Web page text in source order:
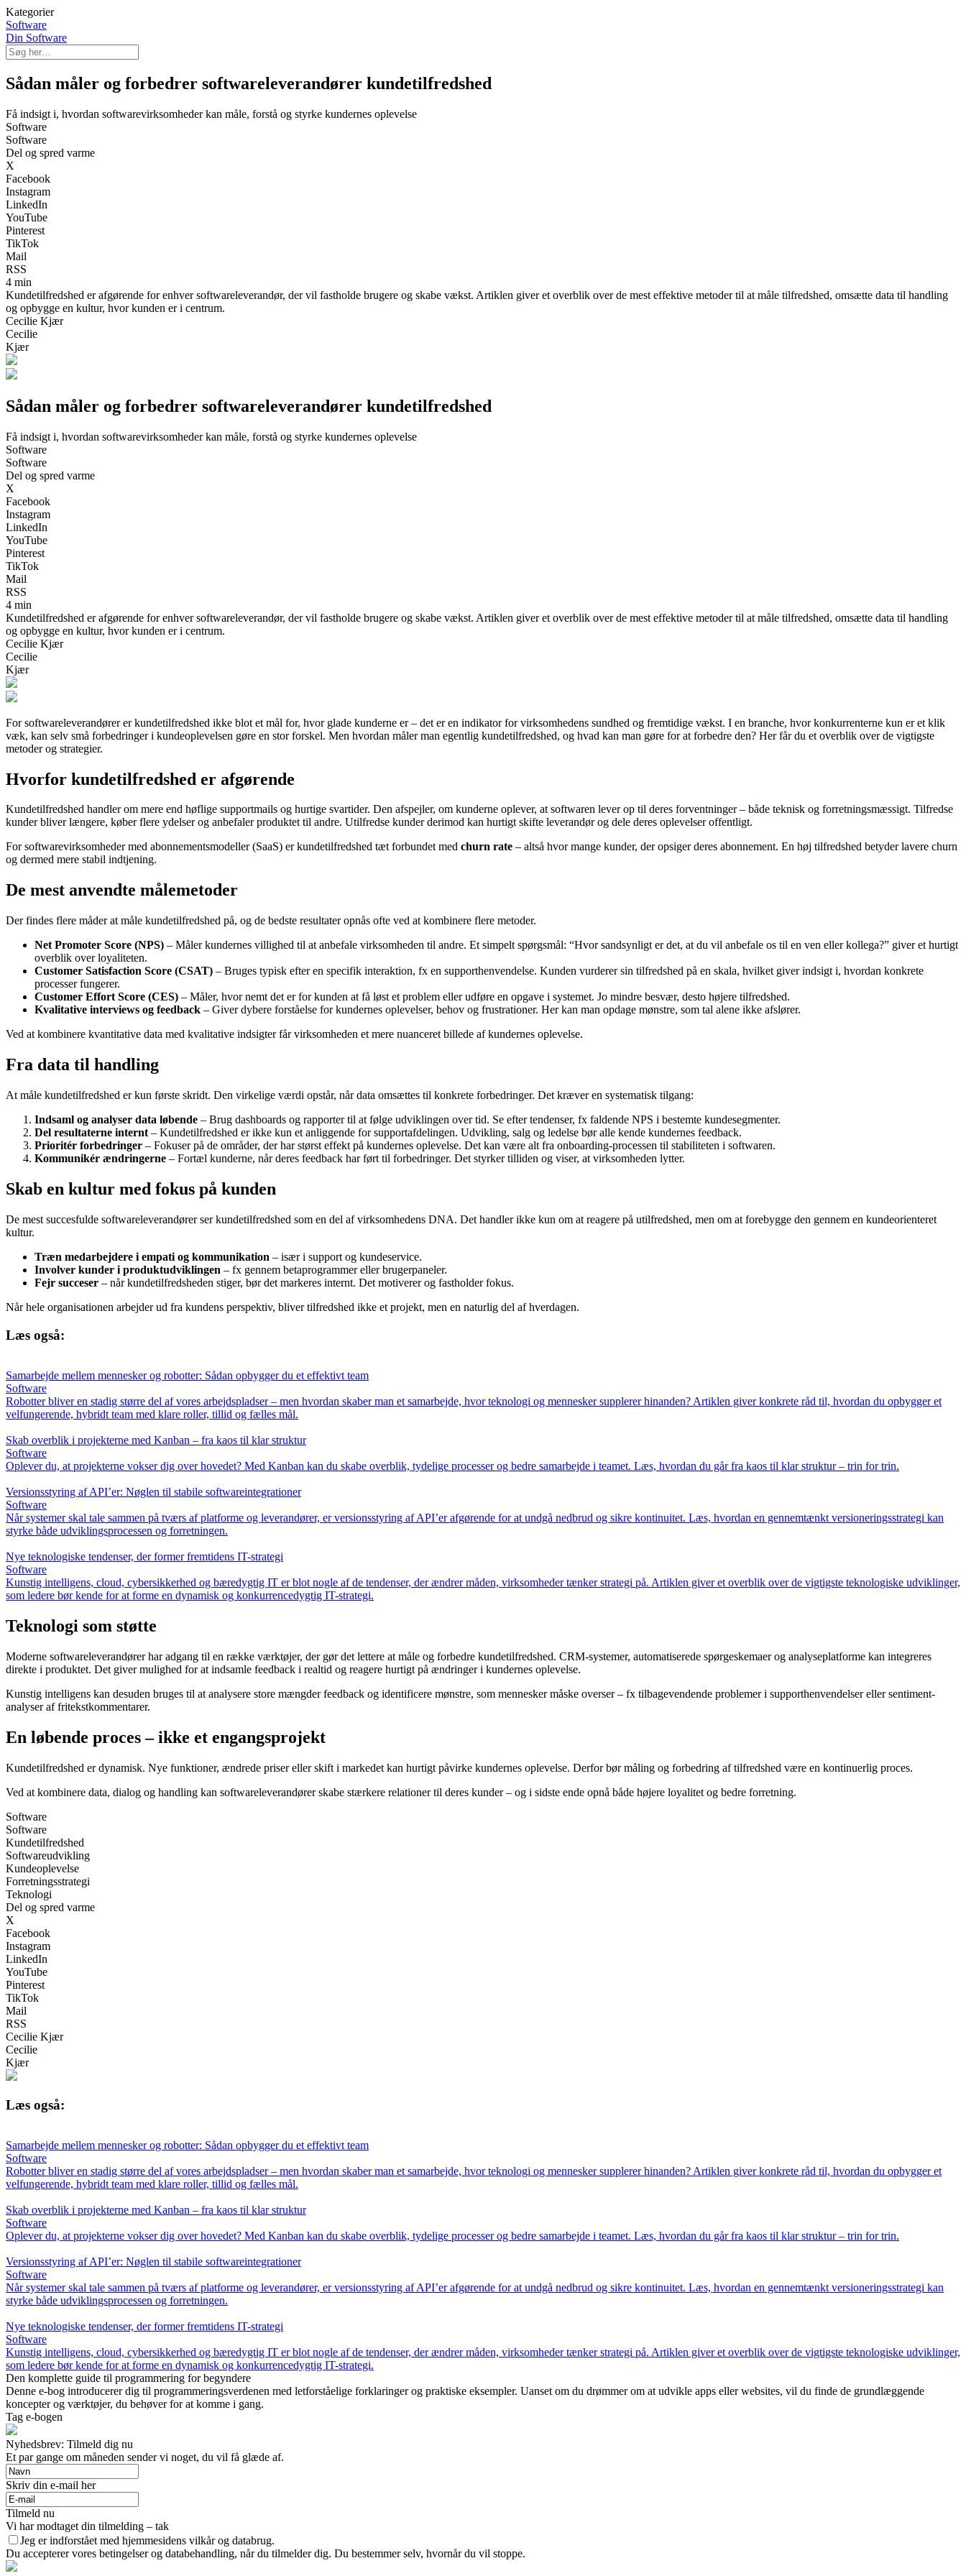
Kategorier
Software
Din Software
Sådan måler og forbedrer softwareleverandører kundetilfredshed
Få indsigt i, hvordan softwarevirksomheder kan måle, forstå og styrke kundernes oplevelse
Software
Software
Del og spred varme
X
Facebook
Instagram
LinkedIn
YouTube
Pinterest
TikTok
Mail
RSS
4 min
Kundetilfredshed er afgørende for enhver softwareleverandør, der vil fastholde brugere og skabe vækst. Artiklen giver et overblik over de mest effektive metoder til at måle tilfredshed, omsætte data til handling
og opbygge en kultur, hvor kunden er i centrum.
Cecilie Kjær
Cecilie
Kjær
Sådan måler og forbedrer softwareleverandører kundetilfredshed
Få indsigt i, hvordan softwarevirksomheder kan måle, forstå og styrke kundernes oplevelse
Software
Software
Del og spred varme
X
Facebook
Instagram
LinkedIn
YouTube
Pinterest
TikTok
Mail
RSS
4 min
Kundetilfredshed er afgørende for enhver softwareleverandør, der vil fastholde brugere og skabe vækst. Artiklen giver et overblik over de mest effektive metoder til at måle tilfredshed, omsætte data til handling
og opbygge en kultur, hvor kunden er i centrum.
Cecilie Kjær
Cecilie
Kjær
For softwareleverandører er kundetilfredshed ikke blot et mål for, hvor glade kunderne er – det er en indikator for virksomhedens sundhed og fremtidige vækst. I en branche, hvor konkurrenterne kun er et klik
væk, kan selv små forbedringer i kundeoplevelsen gøre en stor forskel. Men hvordan måler man egentlig kundetilfredshed, og hvad kan man gøre for at forbedre den? Her får du et overblik over de vigtigste
metoder og strategier.
Hvorfor kundetilfredshed er afgørende
Kundetilfredshed handler om mere end høflige supportmails og hurtige svartider. Den afspejler, om kunderne oplever, at softwaren lever op til deres forventninger – både teknisk og forretningsmæssigt. Tilfredse
kunder bliver længere, køber flere ydelser og anbefaler produktet til andre. Utilfredse kunder derimod kan hurtigt skifte leverandør og dele deres oplevelser offentligt.
For softwarevirksomheder med abonnementsmodeller (SaaS) er kundetilfredshed tæt forbundet med churn rate – altså hvor mange kunder, der opsiger deres abonnement. En høj tilfredshed betyder lavere churn
og dermed mere stabil indtjening.
De mest anvendte målemetoder
Der findes flere måder at måle kundetilfredshed på, og de bedste resultater opnås ofte ved at kombinere flere metoder.
Net Promoter Score (NPS) – Måler kundernes villighed til at anbefale virksomheden til andre. Et simpelt spørgsmål: “Hvor sandsynligt er det, at du vil anbefale os til en ven eller kollega?” giver et hurtigt
overblik over loyaliteten.
Customer Satisfaction Score (CSAT) – Bruges typisk efter en specifik interaktion, fx en supporthenvendelse. Kunden vurderer sin tilfredshed på en skala, hvilket giver indsigt i, hvordan konkrete
processer fungerer.
Customer Effort Score (CES) – Måler, hvor nemt det er for kunden at få løst et problem eller udføre en opgave i systemet. Jo mindre besvær, desto højere tilfredshed.
Kvalitative interviews og feedback – Giver dybere forståelse for kundernes oplevelser, behov og frustrationer. Her kan man opdage mønstre, som tal alene ikke afslører.
Ved at kombinere kvantitative data med kvalitative indsigter får virksomheden et mere nuanceret billede af kundernes oplevelse.
Fra data til handling
At måle kundetilfredshed er kun første skridt. Den virkelige værdi opstår, når data omsættes til konkrete forbedringer. Det kræver en systematisk tilgang:
Indsaml og analyser data løbende – Brug dashboards og rapporter til at følge udviklingen over tid. Se efter tendenser, fx faldende NPS i bestemte kundesegmenter.
Del resultaterne internt – Kundetilfredshed er ikke kun et anliggende for supportafdelingen. Udvikling, salg og ledelse bør alle kende kundernes feedback.
Prioritér forbedringer – Fokuser på de områder, der har størst effekt på kundernes oplevelse. Det kan være alt fra onboarding-processen til stabiliteten i softwaren.
Kommunikér ændringerne – Fortæl kunderne, når deres feedback har ført til forbedringer. Det styrker tilliden og viser, at virksomheden lytter.
Skab en kultur med fokus på kunden
De mest succesfulde softwareleverandører ser kundetilfredshed som en del af virksomhedens DNA. Det handler ikke kun om at reagere på utilfredshed, men om at forebygge den gennem en kundeorienteret
kultur.
Træn medarbejdere i empati og kommunikation – især i support og kundeservice.
Involver kunder i produktudviklingen – fx gennem betaprogrammer eller brugerpaneler.
Fejr succeser – når kundetilfredsheden stiger, bør det markeres internt. Det motiverer og fastholder fokus.
Når hele organisationen arbejder ud fra kundens perspektiv, bliver tilfredshed ikke et projekt, men en naturlig del af hverdagen.
Læs også:
Samarbejde mellem mennesker og robotter: Sådan opbygger du et effektivt team
Software
Robotter bliver en stadig større del af vores arbejdspladser – men hvordan skaber man et samarbejde, hvor teknologi og mennesker supplerer hinanden? Artiklen giver konkrete råd til, hvordan du opbygger et
velfungerende, hybridt team med klare roller, tillid og fælles mål.
Skab overblik i projekterne med Kanban – fra kaos til klar struktur
Software
Oplever du, at projekterne vokser dig over hovedet? Med Kanban kan du skabe overblik, tydelige processer og bedre samarbejde i teamet. Læs, hvordan du går fra kaos til klar struktur – trin for trin.
Versionsstyring af API’er: Nøglen til stabile softwareintegrationer
Software
Når systemer skal tale sammen på tværs af platforme og leverandører, er versionsstyring af API’er afgørende for at undgå nedbrud og sikre kontinuitet. Læs, hvordan en gennemtænkt versioneringsstrategi kan
styrke både udviklingsprocessen og forretningen.
Nye teknologiske tendenser, der former fremtidens IT-strategi
Software
Kunstig intelligens, cloud, cybersikkerhed og bæredygtig IT er blot nogle af de tendenser, der ændrer måden, virksomheder tænker strategi på. Artiklen giver et overblik over de vigtigste teknologiske udviklinger,
som ledere bør kende for at forme en dynamisk og konkurrencedygtig IT-strategi.
Teknologi som støtte
Moderne softwareleverandører har adgang til en række værktøjer, der gør det lettere at måle og forbedre kundetilfredshed. CRM-systemer, automatiserede spørgeskemaer og analyseplatforme kan integreres
direkte i produktet. Det giver mulighed for at indsamle feedback i realtid og reagere hurtigt på ændringer i kundernes oplevelse.
Kunstig intelligens kan desuden bruges til at analysere store mængder feedback og identificere mønstre, som mennesker måske overser – fx tilbagevendende problemer i supporthenvendelser eller sentiment-
analyser af fritekstkommentarer.
En løbende proces – ikke et engangsprojekt
Kundetilfredshed er dynamisk. Nye funktioner, ændrede priser eller skift i markedet kan hurtigt påvirke kundernes oplevelse. Derfor bør måling og forbedring af tilfredshed være en kontinuerlig proces.
Ved at kombinere data, dialog og handling kan softwareleverandører skabe stærkere relationer til deres kunder – og i sidste ende opnå både højere loyalitet og bedre forretning.
Software
Software
Kundetilfredshed
Softwareudvikling
Kundeoplevelse
Forretningsstrategi
Teknologi
Del og spred varme
X
Facebook
Instagram
LinkedIn
YouTube
Pinterest
TikTok
Mail
RSS
Cecilie Kjær
Cecilie
Kjær
Læs også:
Samarbejde mellem mennesker og robotter: Sådan opbygger du et effektivt team
Software
Robotter bliver en stadig større del af vores arbejdspladser – men hvordan skaber man et samarbejde, hvor teknologi og mennesker supplerer hinanden? Artiklen giver konkrete råd til, hvordan du opbygger et
velfungerende, hybridt team med klare roller, tillid og fælles mål.
Skab overblik i projekterne med Kanban – fra kaos til klar struktur
Software
Oplever du, at projekterne vokser dig over hovedet? Med Kanban kan du skabe overblik, tydelige processer og bedre samarbejde i teamet. Læs, hvordan du går fra kaos til klar struktur – trin for trin.
Versionsstyring af API’er: Nøglen til stabile softwareintegrationer
Software
Når systemer skal tale sammen på tværs af platforme og leverandører, er versionsstyring af API’er afgørende for at undgå nedbrud og sikre kontinuitet. Læs, hvordan en gennemtænkt versioneringsstrategi kan
styrke både udviklingsprocessen og forretningen.
Nye teknologiske tendenser, der former fremtidens IT-strategi
Software
Kunstig intelligens, cloud, cybersikkerhed og bæredygtig IT er blot nogle af de tendenser, der ændrer måden, virksomheder tænker strategi på. Artiklen giver et overblik over de vigtigste teknologiske udviklinger,
som ledere bør kende for at forme en dynamisk og konkurrencedygtig IT-strategi.
Den komplette guide til programmering for begyndere
Denne e-bog introducerer dig til programmeringsverdenen med letforståelige forklaringer og praktiske eksempler. Uanset om du drømmer om at udvikle apps eller websites, vil du finde de grundlæggende
koncepter og værktøjer, du behøver for at komme i gang.
Tag e-bogen
Nyhedsbrev: Tilmeld dig nu
Et par gange om måneden sender vi noget, du vil få glæde af.
Skriv din e-mail her
Tilmeld nu
Vi har modtaget din tilmelding – tak
Jeg er indforstået med hjemmesidens vilkår og databrug.
Du accepterer vores betingelser og databehandling, når du tilmelder dig. Du bestemmer selv, hvornår du vil stoppe.